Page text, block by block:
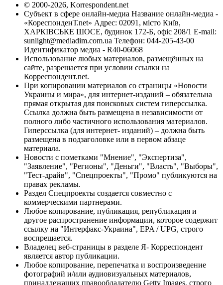
© 2000-2026, Korrespondent.net
Субъект в сфере онлайн-медиа Название онлайн-медиа -
«КореспонденТ.net» Адрес: 02091, місто Київ,
ХАРКІВСЬКЕ ШОСЕ, будинок 172-Б, офіс 208/1 E-mail:
sunlight@mediadim.com.ua Телефон: 044-205-43-00
Идентификатор медиа - R40-06068
Использование любых материалов, размещённых на
сайте, разрешается при условии ссылки на
Корреспондент.net.
При копировании материалов со страницы «Новости
Украины и мира», для интернет-изданий – обязательна
прямая открытая для поисковых систем гиперссылка.
Ссылка должна быть размещена в независимости от
полного либо частичного использования материалов.
Гиперссылка (для интернет- изданий) – должна быть
размещена в подзаголовке или в первом абзаце
материала.
Новости с пометками "Мнение", "Экспертиза",
"Заявление", "Регионы", "Деньги", "Власть", "Выборы",
"Тест-драйв", "Спецпроекты", "Промо" публикуются на
правах рекламы.
Раздел Спецпроекты создается совместно с
коммерческими партнерами.
Любое копирование, публикация, републикация и
другое распространение информации, которое содержит
ссылку на "Интерфакс-Украина", EPA / UPG, строго
воспрещается.
Владелец веб-страницы в разделе Я- Корреспондент
является автор публикации.
Любое копирование, перепечатка и воспроизведение
фотографий и/или аудиовизуальных материалов,
принадлежащих правообладателю Getty Images, строго